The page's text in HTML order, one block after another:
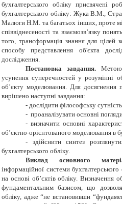
бухгалтерського обліку присвячені
бухгалтерського обліку: Жука В.М.,
Малюги Н.М. та багатьох інших, проте
співвіднесеності та взаємозв’язку
того, трансформація знання для цілей
способу представлення об'єкта
дослідження.
Постановка завдання. Метою
усунення суперечностей у розумінні
об’єкту моделювання. Для досягнення
вирішено наступні завдання:
- дослідити філософську
- проаналізувати основні
- визначити основні
об’єктно-орієнтованого моделювання в
- здійснити синтез
бухгалтерського обліку.
Виклад основного
інформаційної системи
на основі об’єктів обліку. Визначення
фундаментальним базисом, що
обліку, адже “не встановивши